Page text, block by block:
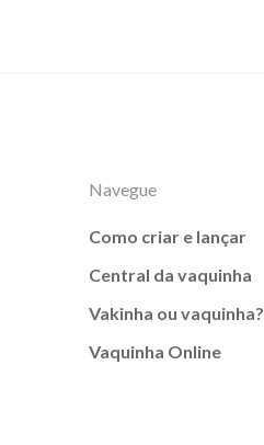
Navegue
Como criar e lançar
Central da vaquinha
Vakinha ou vaquinha?
Vaquinha Online